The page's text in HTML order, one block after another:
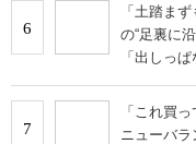
6
「土踏ま
の“足裏に
「出しっ
7
「これ買
ニューバラ